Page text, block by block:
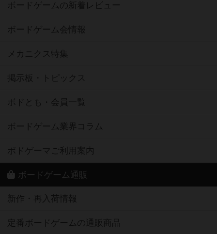
ボードゲームの新着レビュー
ボードゲーム会情報
メカニクス特集
掲示板・トピックス
ボドとも・会員一覧
ボードゲーム業界コラム
ボドゲーマご利用案内
ボードゲーム通販
新作・再入荷情報
定番ボードゲームの通販商品